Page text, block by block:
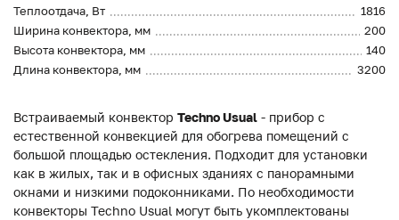
Теплоотдача, Вт
1816
Ширина конвектора, мм
200
Высота конвектора, мм
140
Длина конвектора, мм
3200
Встраиваемый конвектор Techno Usual - прибор с
естественной конвекцией для обогрева помещений с
большой площадью остекления. Подходит для установки
как в жилых, так и в офисных зданиях с панорамными
окнами и низкими подоконниками. По необходимости
конвекторы Techno Usual могут быть укомплектованы